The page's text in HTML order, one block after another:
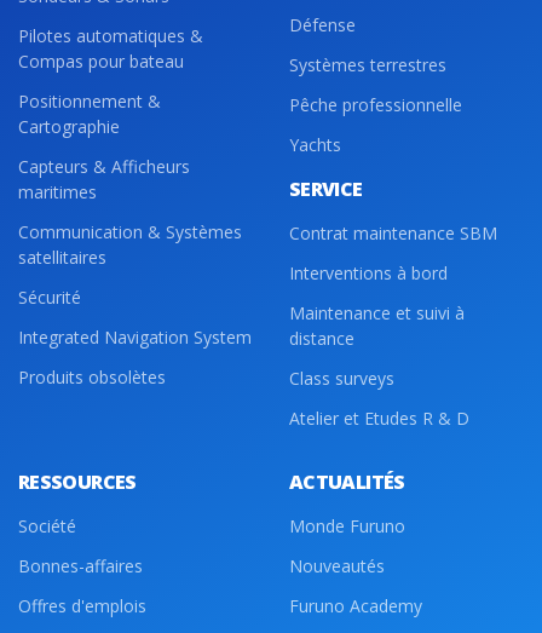
Pilotes automatiques &
Compas pour bateau
Positionnement &
Cartographie
Capteurs & Afficheurs
maritimes
Communication & Systèmes
satellitaires
Sécurité
Integrated Navigation System
Produits obsolètes
Défense
Systèmes terrestres
Pêche professionnelle
Yachts
SERVICE
Contrat maintenance SBM
Interventions à bord
Maintenance et suivi à
distance
Class surveys
Atelier et Etudes R & D
RESSOURCES
Société
Bonnes-affaires
Offres d'emplois
ACTUALITÉS
Monde Furuno
Nouveautés
Furuno Academy